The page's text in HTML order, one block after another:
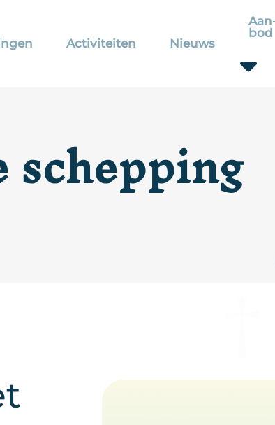
Activiteiten Nieuws
bod
schepping